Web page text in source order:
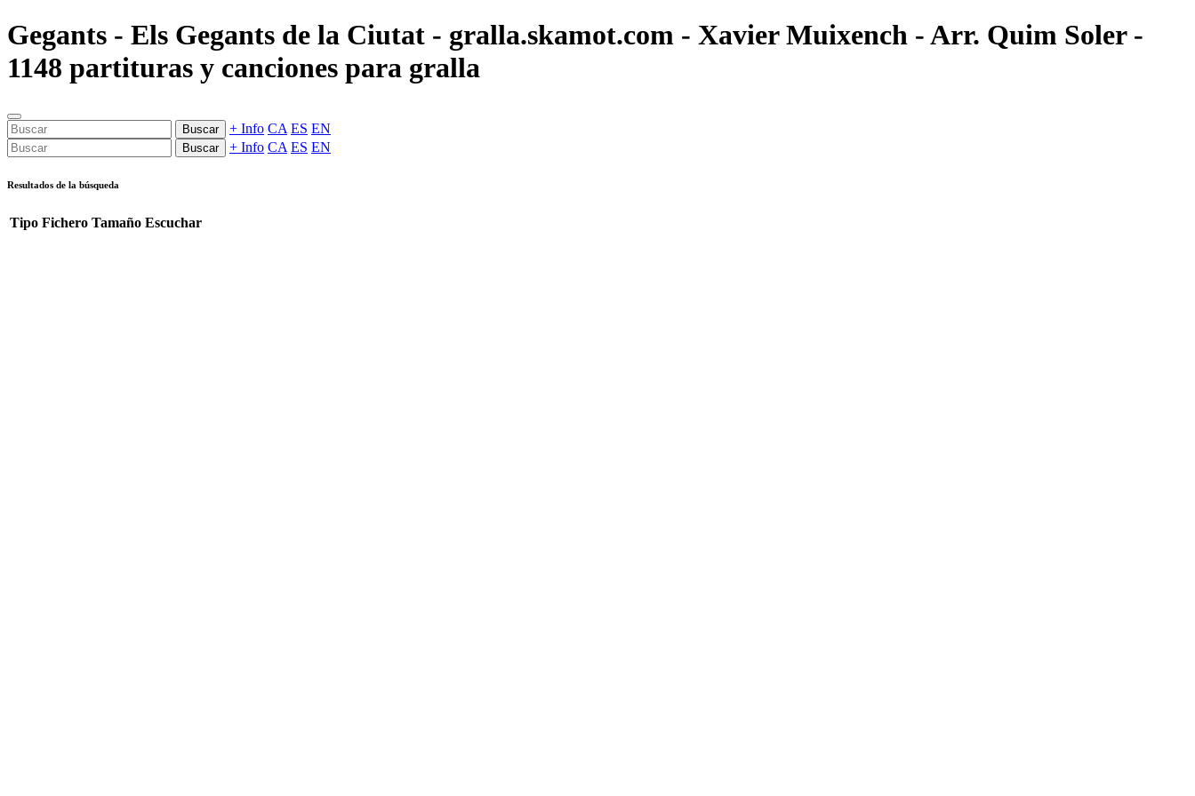
Gegants - Els Gegants de la Ciutat - gralla.skamot.com - Xavier Muixench - Arr. Quim Soler -
1148 partituras y canciones para gralla
Buscar + Info CA ES EN
Buscar + Info CA ES EN
Resultados de la búsqueda
Tipo Fichero Tamaño Escuchar